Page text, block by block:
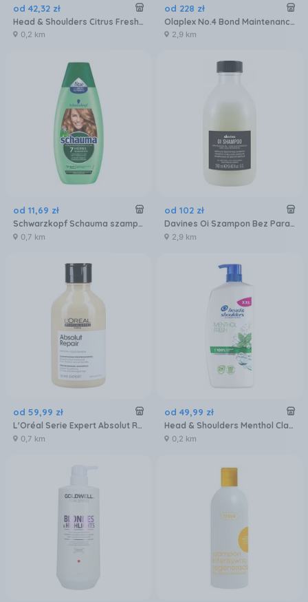
od 42,32 zł
Head & Shoulders Citrus Fresh Szampon Przeciwłupieżowy 800 ml
0,2 km
od 228 zł
Olaplex No.4 Bond Maintenance Shampoo Szampon Do Włosów 1000 ml
2,9 km
od 11,69 zł
Schwarzkopf Schauma szampon 7 Ziół Włosy Normalne 400 ml
0,7 km
od 102 zł
Davines Oi Szampon Bez Parabenów I Siarczanów 280ml
2,9 km
od 59,99 zł
L'Oréal Serie Expert Absolut Repair Gold szampon odbudowujący do włosów zniszczonych 300ml
0,7 km
od 49,99 zł
Head & Shoulders Menthol Classic Clean Szampon Przeciwłupieżowy 800 ml
0,2 km